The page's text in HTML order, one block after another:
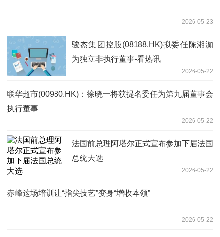
2026-05-23
骏杰集团控股(08188.HK)拟委任陈湘洳
为独立非执行董事-看热讯
2026-05-22
联华超市(00980.HK)：徐晓一将获提名委任为第九届董事会
执行董事
2026-05-22
法国前总理阿塔尔正式宣布参加下届法国
总统大选
2026-05-22
赤峰这场培训让“指尖技艺”变身“增收本领”
2026-05-22